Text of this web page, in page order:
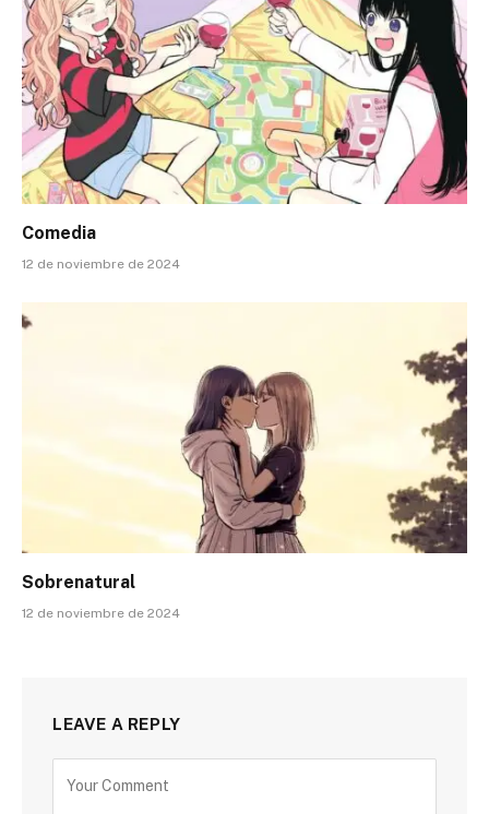
Comedia
12 de noviembre de 2024
Sobrenatural
12 de noviembre de 2024
LEAVE A REPLY